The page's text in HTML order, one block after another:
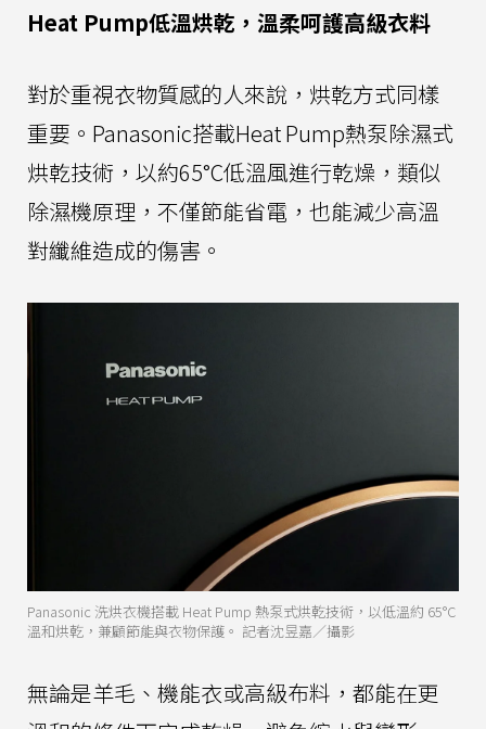
Heat Pump低溫烘乾，溫柔呵護高級衣料
對於重視衣物質感的人來說，烘乾方式同樣
重要。Panasonic搭載Heat Pump熱泵除濕式
烘乾技術，以約65°C低溫風進行乾燥，類似
除濕機原理，不僅節能省電，也能減少高溫
對纖維造成的傷害。
Panasonic 洗烘衣機搭載 Heat Pump 熱泵式烘乾技術，以低溫約 65°C
溫和烘乾，兼顧節能與衣物保護。 記者沈昱嘉／攝影
無論是羊毛、機能衣或高級布料，都能在更